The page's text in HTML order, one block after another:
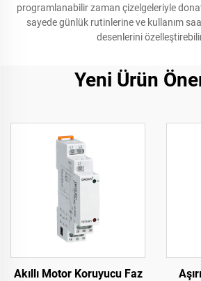
programlanabilir zaman çizelgeleriyle
sayede günlük rutinlerine ve kullanım
desenlerini
Yeni Ürün
Akıllı Motor Koruyucu Faz